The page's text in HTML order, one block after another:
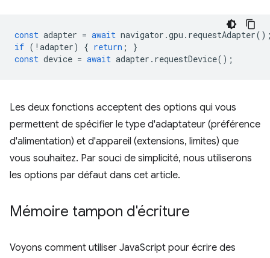
const adapter = await navigator .gpu . requestAdapter
if ( ! adapter) { return ;
}
const device = await adapter . requestDevice();
Les deux fonctions acceptent des options qui vous
permettent de spécifier le type d'adaptateur (préférence
d'alimentation) et d'appareil (extensions, limites) que
vous souhaitez. Par souci de simplicité, nous utiliserons
les options par défaut dans cet article.
Mémoire tampon d'écriture
Voyons comment utiliser JavaScript pour écrire des